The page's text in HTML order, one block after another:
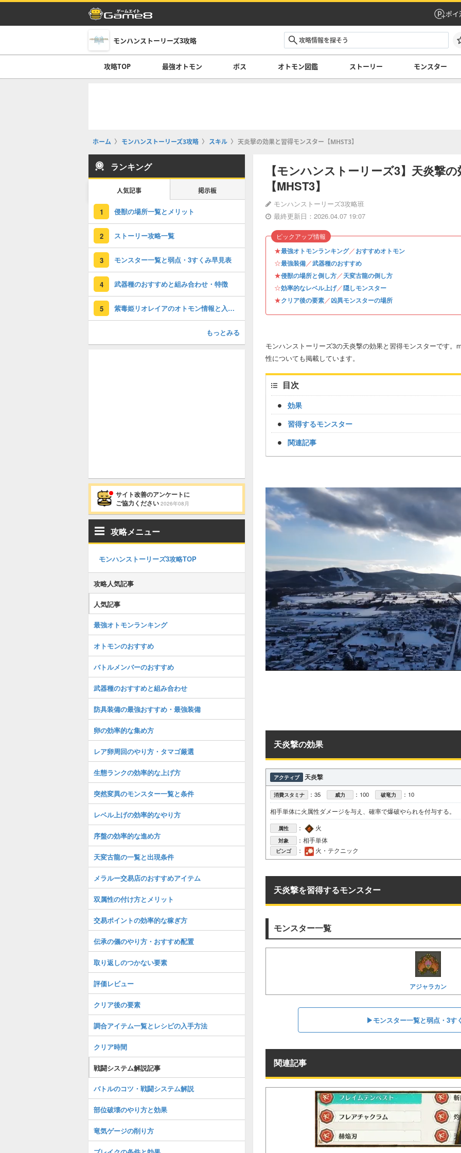
ポイ
モンハンストーリーズ3攻略
攻略TOP 最強オトモン ボス オトモン図鑑 ストーリー モンスター
ホーム モンハンストーリーズ3攻略 スキル 天炎撃の効果と習得モンスター【MHST3】
【モンハンストーリーズ3】天炎撃
【MHST3】
モンハンストーリーズ3攻略班
最終更新日：2026.04.07 19:07
★最強オトモンランキング／おすすめオトモン
☆最強装備／武器種のおすすめ
★侵獣の場所と倒し方／天変古龍の倒し方
☆効率的なレベル上げ／隠しモンスター
★クリア後の要素／凶異モンスターの場所
ピックアップ情報
モンハンストーリーズ3の天炎撃の効果と習得モンスターです
性についても掲載しています。
目次
効果
習得するモンスター
関連記事
天炎撃の効果
アクティブ 天炎撃
消費スタミナ ：35 威力 ：100 破竜力 ：10
相手単体に火属性ダメージを与え、確率で爆破やられを付与する。
属性 ： 火
対象 ：相手単体
ビンゴ ： 火・テクニック
天炎撃を習得するモンスター
モンスター一覧
アジャラカン
▶︎モンスター一覧と弱点・3す
関連記事
ランキング
人気記事 掲示板
1 侵獣の場所一覧とメリット
2 ストーリー攻略一覧
3 モンスター一覧と弱点・3すくみ早見表
4 武器種のおすすめと組み合わせ・特徴
5 紫毒姫リオレイアのオトモン情報と入手方法・場所
もっとみる
サイト改善のアンケートに
ご協力ください 2026年08月
攻略メニュー
モンハンストーリーズ3攻略TOP
攻略人気記事
人気記事
最強オトモンランキング
オトモンのおすすめ
バトルメンバーのおすすめ
武器種のおすすめと組み合わせ
防具装備の最強おすすめ・最強装備
卵の効率的な集め方
レア卵周回のやり方・タマゴ厳選
生態ランクの効率的な上げ方
突然変異のモンスター一覧と条件
レベル上げの効率的なやり方
序盤の効率的な進め方
天変古龍の一覧と出現条件
メラルー交易店のおすすめアイテム
双属性の付け方とメリット
交易ポイントの効率的な稼ぎ方
伝承の儀のやり方・おすすめ配置
取り返しのつかない要素
評価レビュー
クリア後の要素
調合アイテム一覧とレシピの入手方法
クリア時間
戦闘システム解説記事
バトルのコツ・戦闘システム解説
部位破壊のやり方と効果
竜気ゲージの削り方